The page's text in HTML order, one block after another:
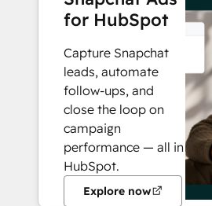
for HubSpot
Capture Snapchat
leads, automate
follow-ups, and
close the loop on
campaign
performance — all in
HubSpot.
Explore now